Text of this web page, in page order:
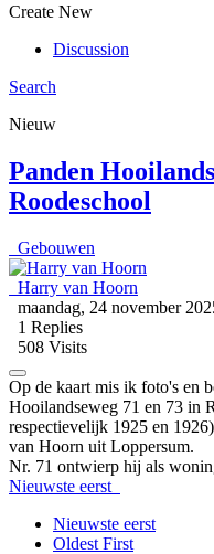
Create New
Discussion
Search
Nieuw
Panden
Roodeschool
Gebouwen
Harry van Hoorn
maandag, 24 november
1 Replies
508 Visits
Op de kaart mis ik foto's en
Hooilandseweg 71 en 73 in
respectievelijk 1925 en
van Hoorn uit Loppersum.
Nr. 71 ontwierp hij als
Nieuwste eerst
Nieuwste eerst
Oldest First